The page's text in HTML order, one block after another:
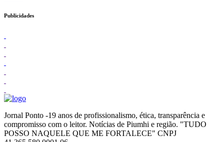
Publicidades
Jornal Ponto -19 anos de profissionalismo, ética, transparência e
compromisso com o leitor. Notícias de Piumhi e região. "TUDO
POSSO NAQUELE QUE ME FORTALECE" CNPJ